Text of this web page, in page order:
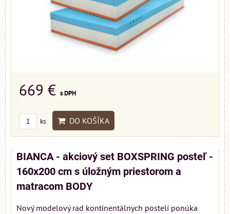
669 € s DPH
ks DO KOŠÍKA
BIANCA - akciový set BOXSPRING posteľ -
160x200 cm s úložným priestorom a
matracom BODY
Nový modelový rad kontinentálnych postelí ponúka